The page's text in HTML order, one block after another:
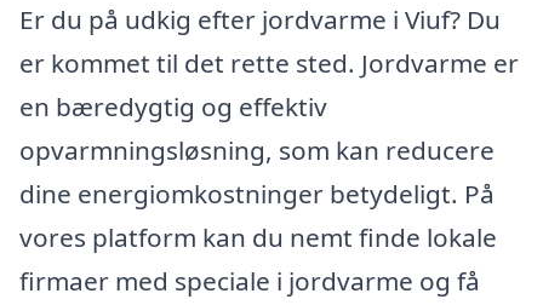
Er du på udkig efter jordvarme i Viuf? Du
er kommet til det rette sted. Jordvarme er
en bæredygtig og effektiv
opvarmningsløsning, som kan reducere
dine energiomkostninger betydeligt. På
vores platform kan du nemt finde lokale
firmaer med speciale i jordvarme og få